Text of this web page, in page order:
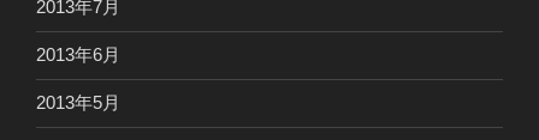
2013年7月
2013年6月
2013年5月